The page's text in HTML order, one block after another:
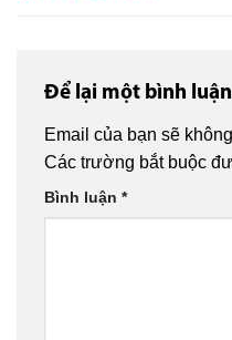
Để lại một bình luận
Email của bạn sẽ
Các trường bắt buộc
Bình luận *